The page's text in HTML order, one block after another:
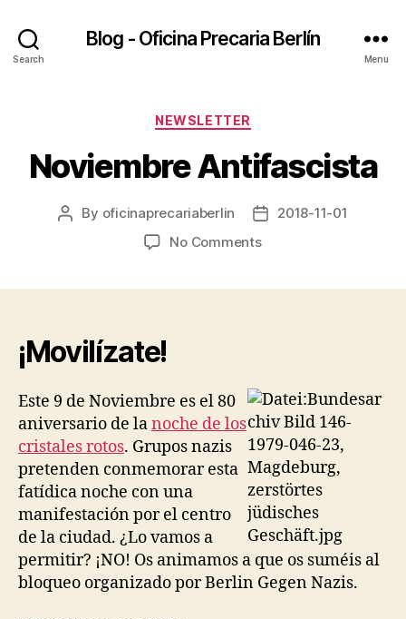
Search
Blog - Oficina Precaria Berlín
Menu
Categories
NEWSLETTER
Noviembre Antifascista
Post
By oficinaprecariaberlin
Post2018-11-01
No Commentson
¡Movilízate!
Este 9 de Noviembre es el 80
aniversario de lanoche de los
cristales rotos. Grupos nazis
pretenden conmemorar esta
fatídica noche con una
manifestación por el centro
de la ciudad. ¿Lo vamos a
permitir? ¡NO! Os animamos a que os suméis al
bloqueo organizado por Berlin Gegen Nazis.